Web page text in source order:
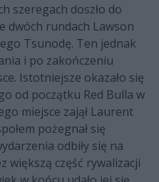
szeregach doszło do
dwóch rundach Lawson
Tsunodę. Ten jednak
i po zakończeniu
Istotniejsze okazało się
od początku Red Bulla w
miejsce zajął Laurent
pożegnał się
odbiły się na
większą część rywalizacji